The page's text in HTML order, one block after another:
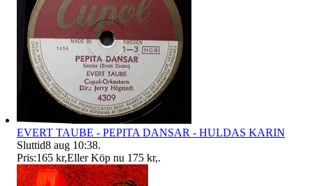
EVERT TAUBE - PEPITA DANSAR - HULDAS KARIN
Sluttid8 aug 10:38.
Pris:165 kr,Eller Köp nu 175 kr,.